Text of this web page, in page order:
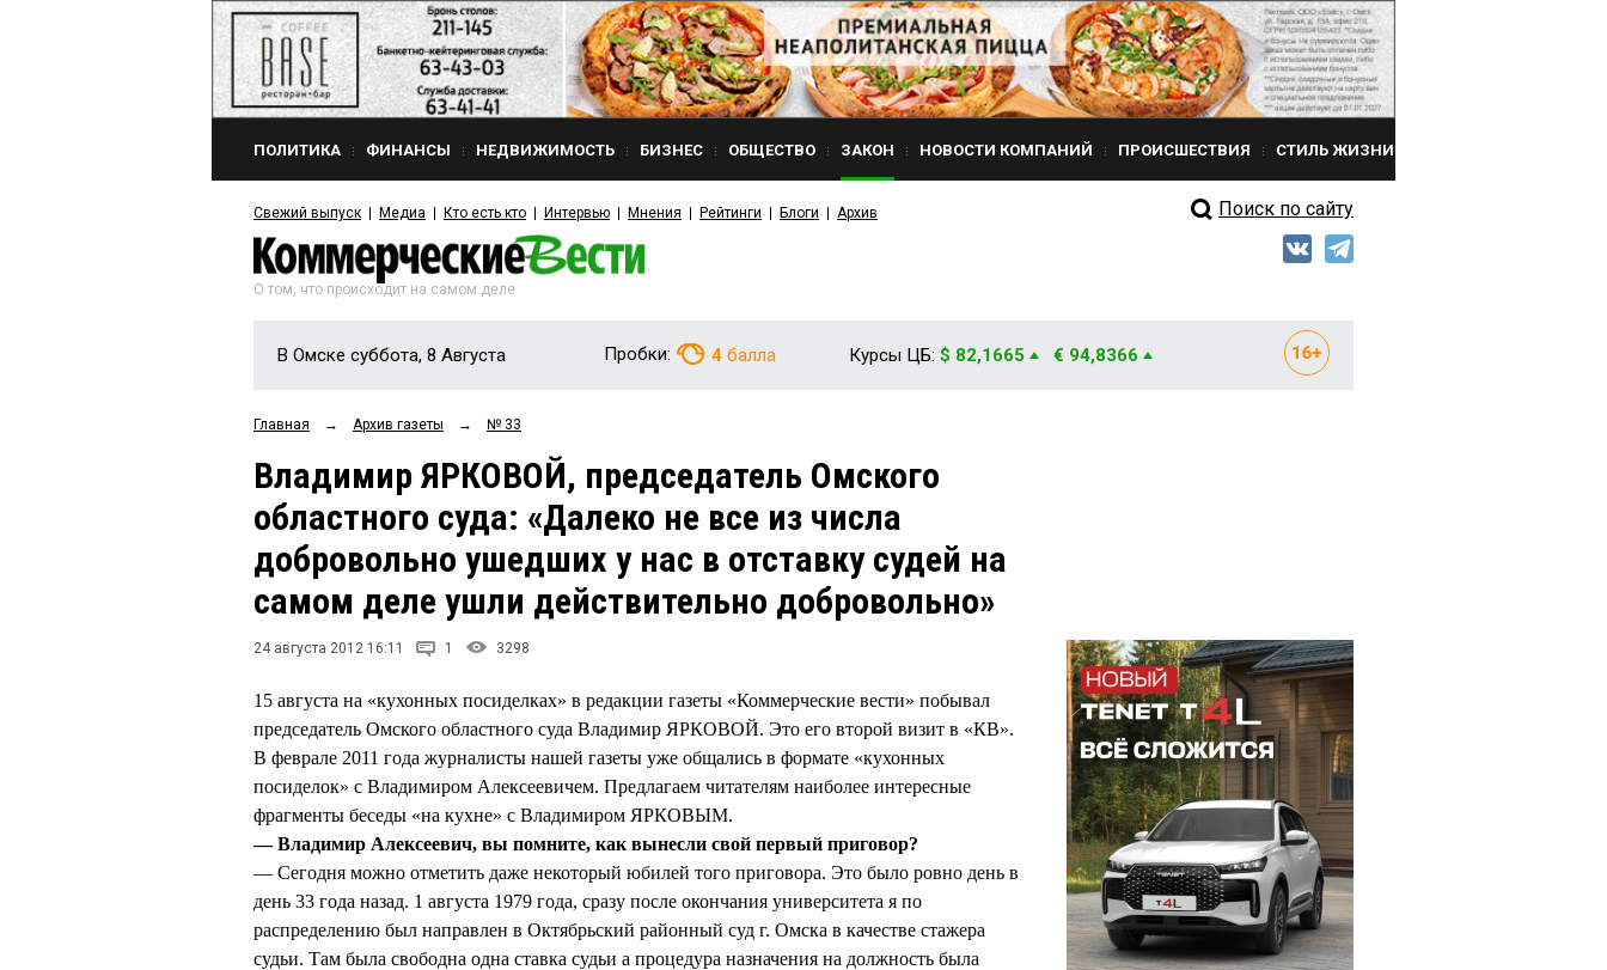
ПОЛИТИКА ФИНАНСЫ НЕДВИЖИМОСТЬ БИЗНЕС ОБЩЕСТВО ЗАКОН НОВОСТИ КОМПАНИЙ ПРОИСШЕСТВИЯ СТИЛЬ ЖИЗНИ
Свежий выпуск Медиа Кто есть кто Интервью Мнения Рейтинги Блоги Архив Поиск по сайту
О том, что происходит на самом деле
В Омске суббота, 8 Августа Пробки: 4 балла Курсы ЦБ: $ 82,1665 € 94,8366
Главная → Архив газеты → № 33
Владимир ЯРКОВОЙ, председатель Омского
областного суда: «Далеко не все из числа
добровольно ушедших у нас в отставку судей на
самом деле ушли действительно добровольно»
24 августа 2012 16:11 1 3298
15 августа на «кухонных посиделках» в редакции газеты «Коммерческие вести» побывал
председатель Омского областного суда Владимир ЯРКОВОЙ. Это его второй визит в «КВ».
В феврале 2011 года журналисты нашей газеты уже общались в формате «кухонных
посиделок» с Владимиром Алексеевичем. Предлагаем читателям наиболее интересные
фрагменты беседы «на кухне» с Владимиром ЯРКОВЫМ.
— Владимир Алексеевич, вы помните, как вынесли свой первый приговор?
— Сегодня можно отметить даже некоторый юбилей того приговора. Это было ровно день в
день 33 года назад. 1 августа 1979 года, сразу после окончания университета я по
распределению был направлен в Октябрьский районный суд г. Омска в качестве стажера
судьи. Там была свободна одна ставка судьи а процедура назначения на должность была